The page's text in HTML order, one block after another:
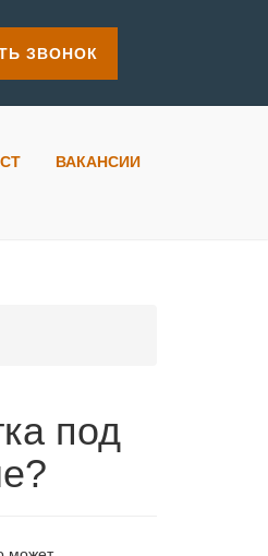
ЗВОНОК
ВАКАНСИИ
под